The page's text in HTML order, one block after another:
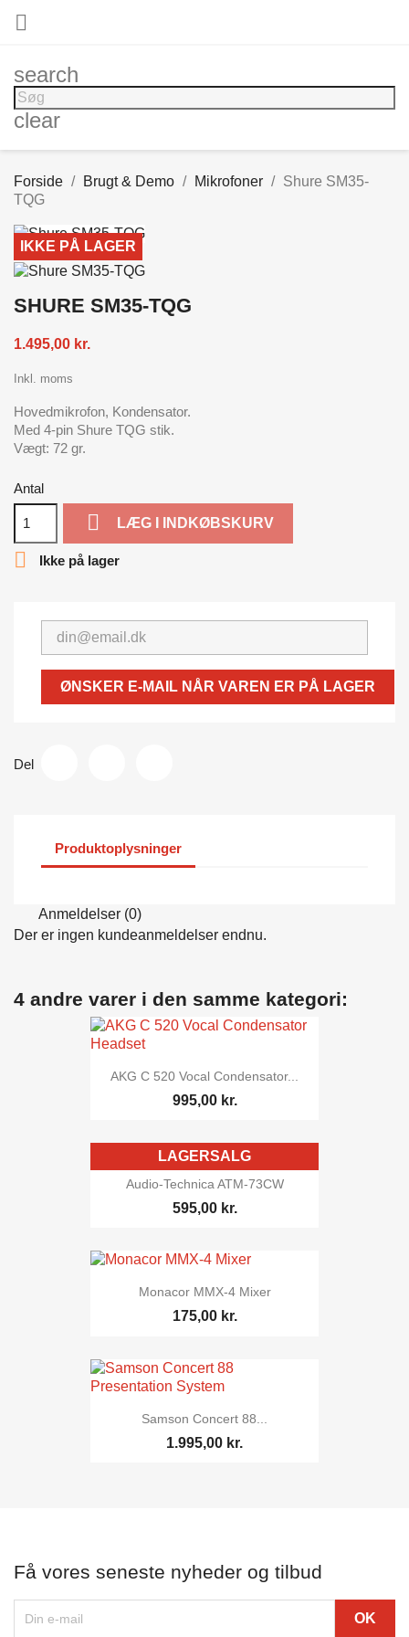

search
clear
Forside Brugt & Demo Mikrofoner
Shure SM35-
TQG
IKKE PÅ LAGER
SHURE SM35-TQG
1.495,00 kr.
Inkl. moms
Hovedmikrofon, Kondensator.
Med 4-pin Shure TQG stik.
Vægt: 72 gr.
Antal
 LÆG I INDKØBSKURV
 Ikke på lager
ØNSKER E-MAIL NÅR VAREN ER PÅ LAGER
Del
Produktoplysninger
Anmeldelser (0)
Der er ingen kundeanmeldelser endnu.
4 andre varer i den samme kategori:
AKG C 520 Vocal Condensator...
995,00 kr.
Audio-Technica ATM-73CW
595,00 kr.
LAGERSALG
Monacor MMX-4 Mixer
175,00 kr.
Samson Concert 88...
1.995,00 kr.
Få vores seneste nyheder og tilbud